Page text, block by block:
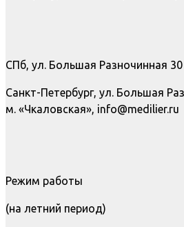
СПб, ул. Большая Разночинная 30
Санкт-Петербург, ул. Большая
м. «Чкаловская», info@medilier.ru
Режим работы
(на летний период)